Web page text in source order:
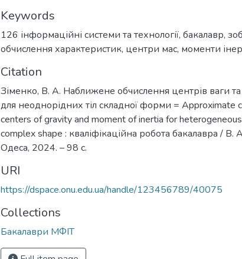
Keywords
126 інформаційні системи та технології, бакалавр,
обчислення характеристик, центри мас, моменти
Citation
Зіменко, В. А. Наближене обчислення центрів ваги та
для неоднорідних тіл складної форми = Approximate
centers of gravity and moment of inertia for
complex shape : кваліфікаційна робота бакалавра / В.
Одеса, 2024. – 98 с.
URI
https://dspace.onu.edu.ua/handle/123456789/40075
Collections
Бакалаври МФІТ